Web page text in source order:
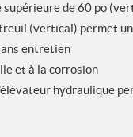
supérieure de 60 po
(vertical) permet
entretien
et à la corrosion
hydraulique